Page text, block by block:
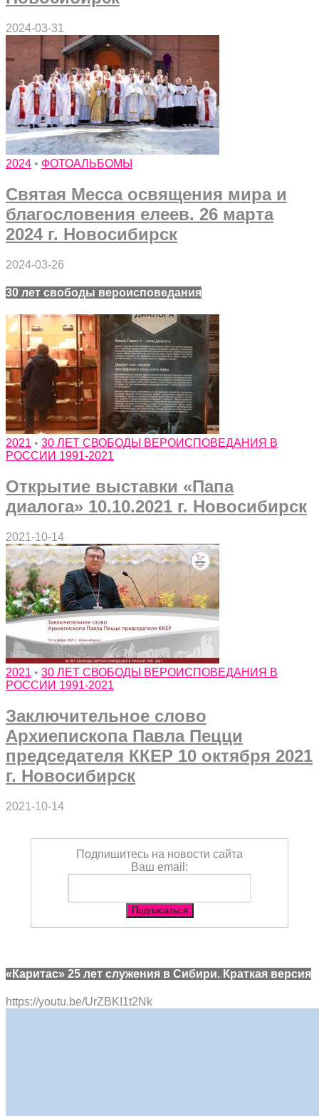
2024-03-31
2024 • ФОТОАЛЬБОМЫ
Святая Месса освящения мира и
благословения елеев. 26 марта
2024 г. Новосибирск
2024-03-26
30 лет свободы вероисповедания
2021 • 30 ЛЕТ СВОБОДЫ ВЕРОИСПОВЕДАНИЯ В
РОССИИ 1991-2021
Открытие выставки «Папа
диалога» 10.10.2021 г. Новосибирск
2021-10-14
2021 • 30 ЛЕТ СВОБОДЫ ВЕРОИСПОВЕДАНИЯ В
РОССИИ 1991-2021
Заключительное слово
Архиепископа Павла Пецци
председателя ККЕР 10 октября 2021
г. Новосибирск
2021-10-14
Подпишитесь на новости сайта
Ваш email:
«Каритас» 25 лет служения в Сибири. Краткая версия
https://youtu.be/UrZBKI1t2Nk